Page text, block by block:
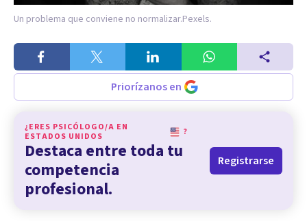
Un problema que conviene no normalizar.Pexels.
Priorízanos en
¿ERES PSICÓLOGO/A EN
ESTADOS UNIDOS
?
Destaca entre toda tu
competencia
profesional.
Registrarse